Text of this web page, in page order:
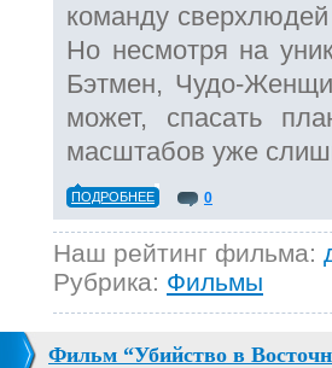
команду
Но несмотря на
Бэтмен, Чудо-
может, спасать
масштабов уже
ПОДРОБНЕЕ 0
Наш рейтинг фильма:
Рубрика: Фильмы
Фильм “Убийство в